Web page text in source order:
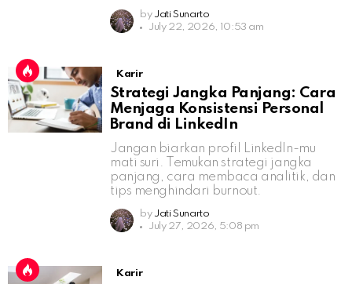
by Jati Sunarto
July 22, 2026, 10:53 am
Karir
Strategi Jangka Panjang: Cara
Menjaga Konsistensi Personal
Brand di LinkedIn
Jangan biarkan profil LinkedIn-mu
mati suri. Temukan strategi jangka
panjang, cara membaca analitik, dan
tips menghindari burnout.
by Jati Sunarto
July 27, 2026, 5:08 pm
Karir